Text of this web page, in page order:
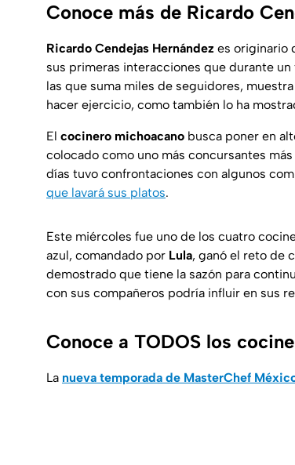
Conoce más de Ricardo
Ricardo Cendejas Hernández es originario
sus primeras interacciones que durante
las que suma miles de seguidores,
hacer ejercicio, como también lo ha
El cocinero michoacano busca poner en
colocado como uno más concursantes
días tuvo confrontaciones con algunos
que lavará sus platos.
Este miércoles fue uno de los cuatro
azul, comandado por Lula, ganó el reto de
demostrado que tiene la sazón para
con sus compañeros podría influir en sus
Conoce a TODOS los
La nueva temporada de MasterChef